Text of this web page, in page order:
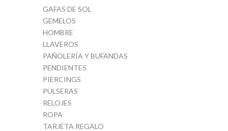
GAFAS DE SOL
GEMELOS
HOMBRE
LLAVEROS
PAÑOLERÍA Y BUFANDAS
PENDIENTES
PIERCINGS
PULSERAS
RELOJES
ROPA
TARJETA REGALO